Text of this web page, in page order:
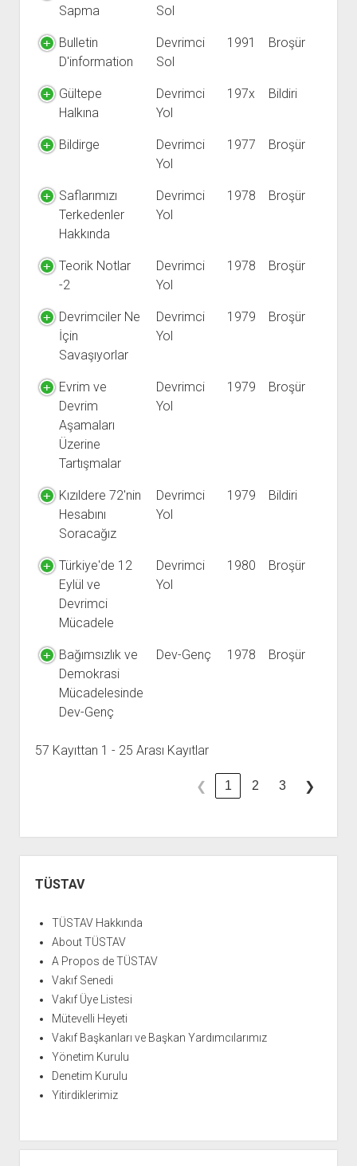
Sapma
Sol
Bulletin
D'information
Devrimci
Sol
1991 Broşür
Gültepe
Halkına
Devrimci
Yol
197x Bildiri
Bildirge
Devrimci
Yol
1977 Broşür
Saflarımızı
Terkedenler
Hakkında
Devrimci
Yol
1978 Broşür
Teorik Notlar
-2
Devrimci
Yol
1978 Broşür
Devrimciler Ne
İçin
Savaşıyorlar
Devrimci
Yol
1979 Broşür
Evrim ve
Devrim
Aşamaları
Üzerine
Tartışmalar
Devrimci
Yol
1979 Broşür
Kızıldere 72'nin
Hesabını
Soracağız
Devrimci
Yol
1979 Bildiri
Türkiye'de 12
Eylül ve
Devrimci
Mücadele
Devrimci
Yol
1980 Broşür
Bağımsızlık ve
Demokrasi
Mücadelesinde
Dev-Genç
Dev-Genç 1978 Broşür
57 Kayıttan 1 - 25 Arası Kayıtlar
❮ 1 2 3 ❯
Menü
TÜSTAV
TÜSTAV Hakkında
About TÜSTAV
A Propos de TÜSTAV
Vakıf Senedi
Vakıf Üye Listesi
Mütevelli Heyeti
Vakıf Başkanları ve Başkan Yardımcılarımız
Yönetim Kurulu
Denetim Kurulu
Yitirdiklerimiz